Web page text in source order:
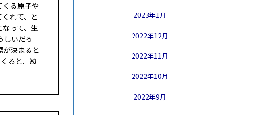
くる原子や
れて、と
って、生
しいだろ
が決まると
ると、勉
2023年1月
2022年12月
2022年11月
2022年10月
2022年9月